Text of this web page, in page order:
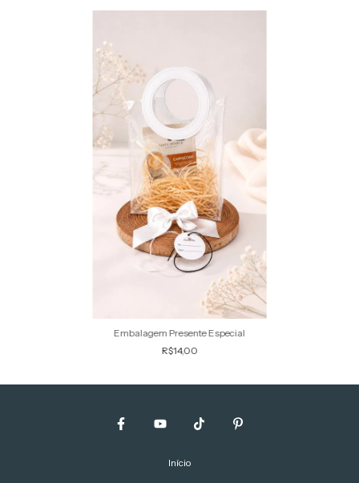
Embalagem Presente Especial
R$14,00
Início